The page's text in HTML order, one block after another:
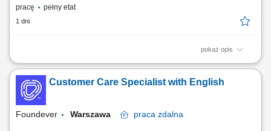
pracę
pełny etat
1 dni
pokaż opis
Zakres obowiązków: Telefoniczna obsługa pacjentów zgodnie ze
standardami kliniki; Współpraca z zespołem medycznym; Prowadzenie
korespondencji z pacjentami; Dbanie o pozytywny wizerunek kliniki;
Customer Care Specialist with English
Foundever Warszawa praca zdalna